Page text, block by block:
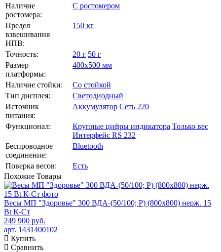
Наличие
ростомера:
С ростомером
Предел
взвешивания
НПВ:
150 кг
Точность: 20 г 50 г
Размер
платформы:
400х500 мм
Наличие стойки:
Со стойкой
Тип дисплея:
Светодиодный
Источник
питания:
Аккумулятор Сеть 220
Функционал: Крупные цифры индикатора Только вес
Интерфейс RS 232
Беспроводное
соединение:
Bluetooth
Поверка весов:
Есть
Похожие Товары
Весы МП "Здоровье" 300 ВДА-(50/100; Р) (800х800) нерж. 15
Bt К-Ст
249 900 руб.
арт. 1431400102
Купить
Сравнить